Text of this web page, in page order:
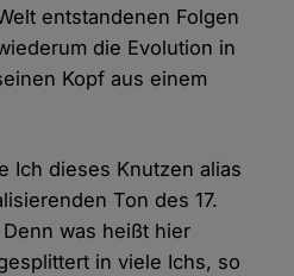
entstandenen Folgen
die Evolution in
Kopf aus einem
Ich dieses Knutzen alias
Ton des 17.
was heißt hier
in viele Ichs, so